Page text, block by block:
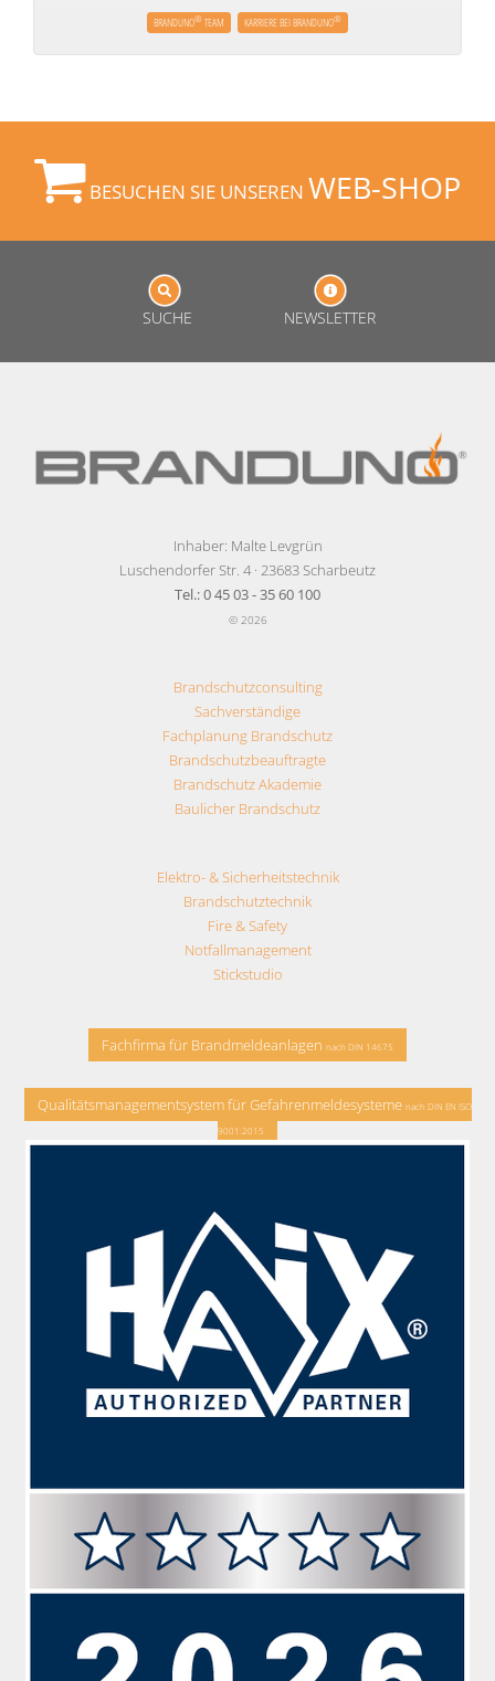
BRANDUNO® TEAM KARRIERE BEI BRANDUNO®
BESUCHEN SIE UNSEREN WEB-SHOP
SUCHE NEWSLETTER
Inhaber: Malte Levgrün
Luschendorfer Str. 4 · 23683 Scharbeutz
Tel.: 0 45 03 - 35 60 100
© 2026
Brandschutzconsulting
Sachverständige
Fachplanung Brandschutz
Brandschutzbeauftragte
Brandschutz Akademie
Baulicher Brandschutz
Elektro- & Sicherheitstechnik
Brandschutztechnik
Fire & Safety
Notfallmanagement
Stickstudio
Fachfirma für Brandmeldeanlagen nach DIN 14675
Qualitätsmanagementsystem für Gefahrenmeldesysteme nach DIN EN ISO
9001:2015